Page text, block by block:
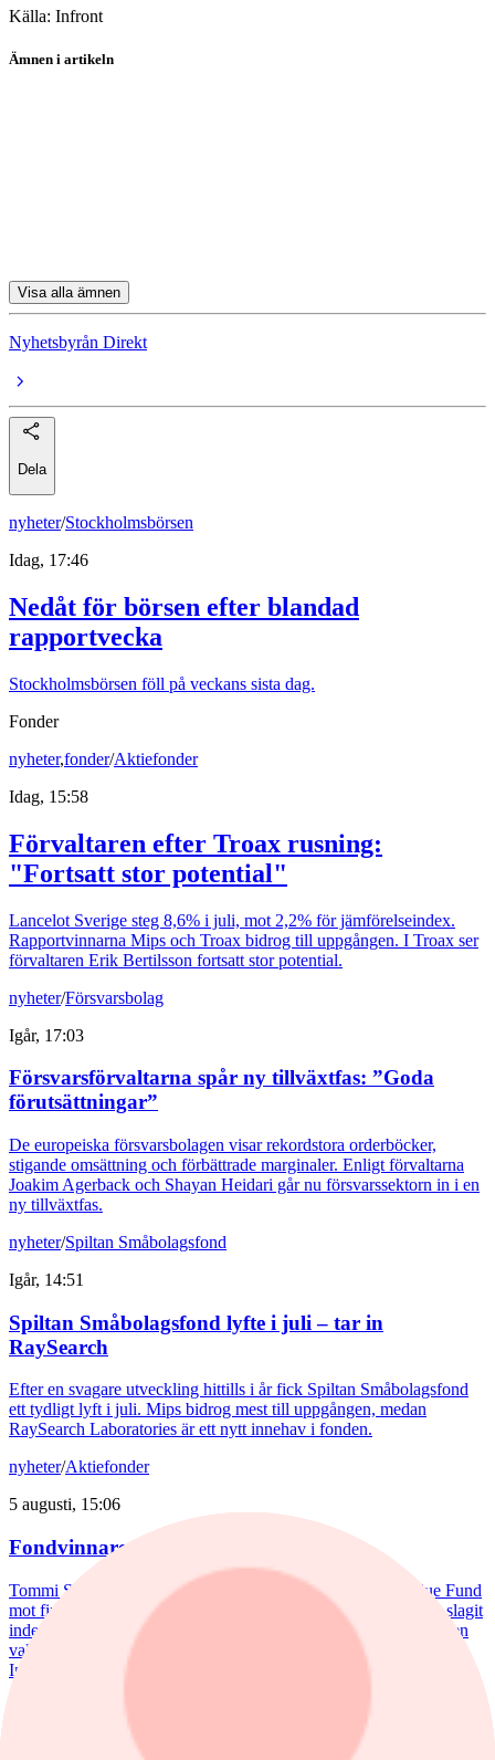
Källa: Infront
Ämnen i artikeln
Visa alla ämnen
Nyhetsbyrån Direkt
Dela
nyheter/Stockholmsbörsen
Idag, 17:46
Nedåt för börsen efter blandad
rapportvecka
Stockholmsbörsen föll på veckans sista dag.
Fonder
nyheter,fonder/Aktiefonder
Idag, 15:58
Förvaltaren efter Troax rusning:
"Fortsatt stor potential"
Lancelot Sverige steg 8,6% i juli, mot 2,2% för jämförelseindex.
Rapportvinnarna Mips och Troax bidrog till uppgången. I Troax ser
förvaltaren Erik Bertilsson fortsatt stor potential.
nyheter/Försvarsbolag
Igår, 17:03
Försvarsförvaltarna spår ny tillväxtfas: ”Goda
förutsättningar”
De europeiska försvarsbolagen visar rekordstora orderböcker,
stigande omsättning och förbättrade marginaler. Enligt förvaltarna
Joakim Agerback och Shayan Heidari går nu försvarssektorn in i en
ny tillväxtfas.
nyheter/Spiltan Småbolagsfond
Igår, 14:51
Spiltan Småbolagsfond lyfte i juli – tar in
RaySearch
Efter en svagare utveckling hittills i år fick Spiltan Småbolagsfond
ett tydligt lyft i juli. Mips bidrog mest till uppgången, medan
RaySearch Laboratories är ett nytt innehav i fonden.
nyheter/Aktiefonder
5 augusti, 15:06
Fondvinnare med banktung portfölj
Tommi Saukkoriipi har styrt nästan halva SEB Swedish Value Fund
mot finanssektorn. Det har varit ett vinnande drag. Fonden har slagit
index tydligt både i år och på längre sikt. Samtidigt har förvaltaren
valt sida mellan börsens två stora maktbolag - Investor och
Industrivärden.